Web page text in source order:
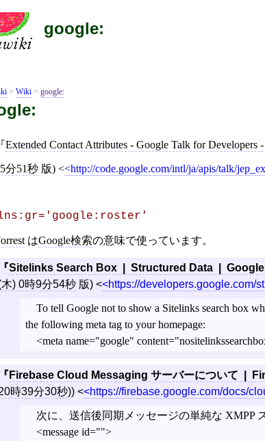
google:
> Wiki > google:
Extended Contact Attributes - Google Talk for Developers
分51秒 版) < http://code.google.com/intl/ja/apis/talk/
はGoogle検索の意味で使っています。
Sitelinks Search Box | Structured Data |
) 0時9分54秒版) < https://developers.google.com/
To tell Google not to show a Sitelinks search box
the following meta tag to your homepage:
<meta name="google"
Firebase Cloud Messaging サーバーについて |
時39分30秒)) < https://firebase.google.com/docs/
次に、送信後同期メッセージの単純な XMPP
<message id="">